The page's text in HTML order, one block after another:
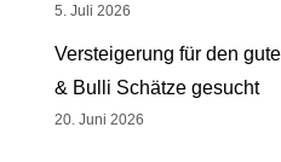
5. Juli 2026
Versteigerung für den
& Bulli Schätze gesucht
20. Juni 2026